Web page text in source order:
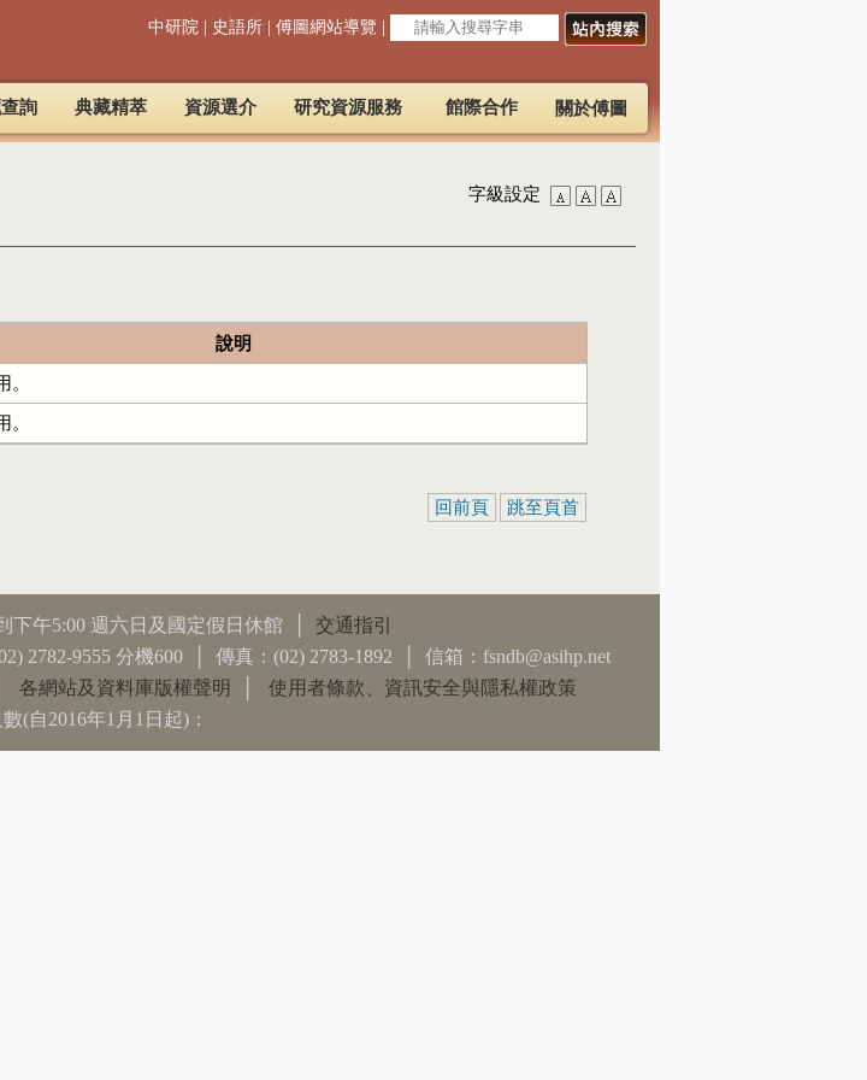
中研院 史語所 傅圖網站導覽
詢 典藏精萃 資源選介 研究資源服務 館際合作 關於傅圖
字級設定
說明
。
。
回前頁 跳至頁首
下午5:00 週六日及國定假日休館 │ 交通指引
2782-9555 分機600 │ 傳真：(02) 2783-1892 │ 信箱：fsndb@asihp.net
各網站及資料庫版權聲明
使用者條款、資訊安全與隱私權政策
(自2016年1月1日起)：